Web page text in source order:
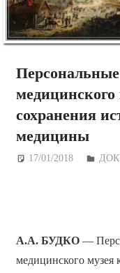
медицинского
сохранения
медицины
17/01/2018
А.А. БУДКО —
медицинского музея